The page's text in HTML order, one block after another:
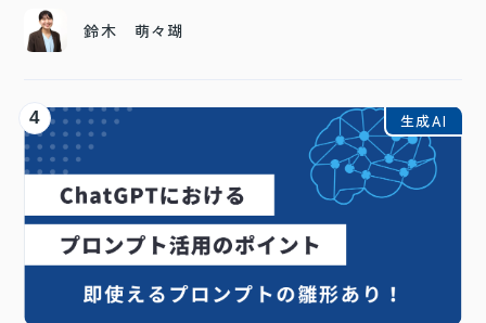
鈴木 萌々瑚
4 生成AI